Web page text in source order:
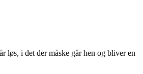
løs, i det der måske går hen og bliver en